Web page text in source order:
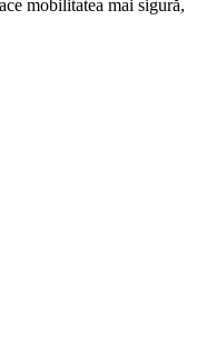
mobilitatea mai sigură,